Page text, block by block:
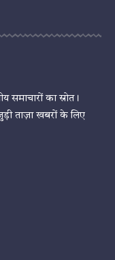
समाचारों का स्रोत।
ताज़ा खबरों के लिए